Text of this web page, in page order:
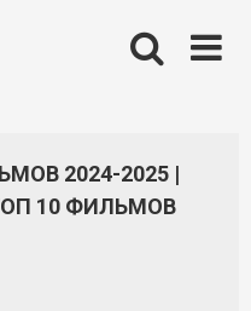
2024-2025 |
10 ФИЛЬМОВ